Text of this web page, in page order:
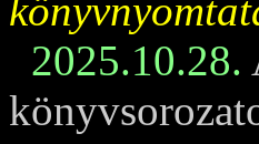
2025.10.28.